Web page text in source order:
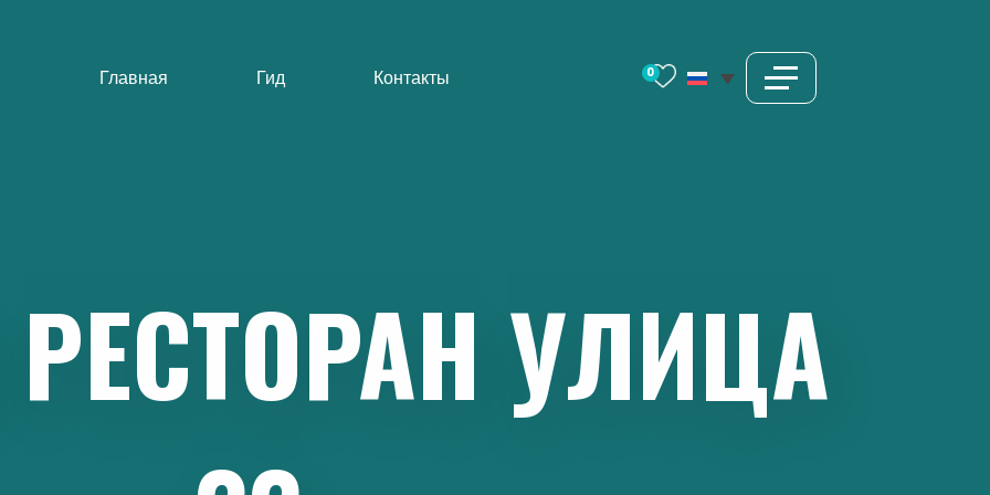
Главная Гид Контакты 0
РЕСТОРАН УЛИЦА